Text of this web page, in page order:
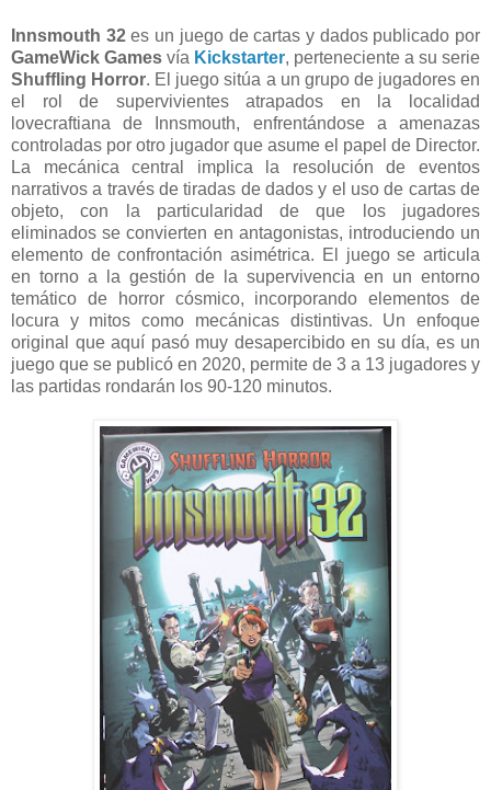
Innsmouth 32es un juego de cartas y dados publicado por
GameWick Games vía Kickstarter, perteneciente a su serie
Shuffling Horror. El juego sitúa a un grupo de jugadores en
el rol de supervivientes atrapados en la localidad
lovecraftiana de Innsmouth, enfrentándose a amenazas
controladas por otro jugador que asume el papel de Director.
La mecánica central implica la resolución de eventos
narrativos a través de tiradas de dados y el uso de cartas de
objeto, con la particularidad de que los jugadores
eliminados se convierten en antagonistas, introduciendo un
elemento de confrontación asimétrica. El juego se articula
en torno a la gestión de la supervivencia en un entorno
temático de horror cósmico, incorporando elementos de
locura y mitos como mecánicas distintivas. Un enfoque
original que aquí pasó muy desapercibido en su día, es un
juego que se publicó en 2020, permite de 3 a 13 jugadores y
las partidas rondarán los 90-120 minutos.